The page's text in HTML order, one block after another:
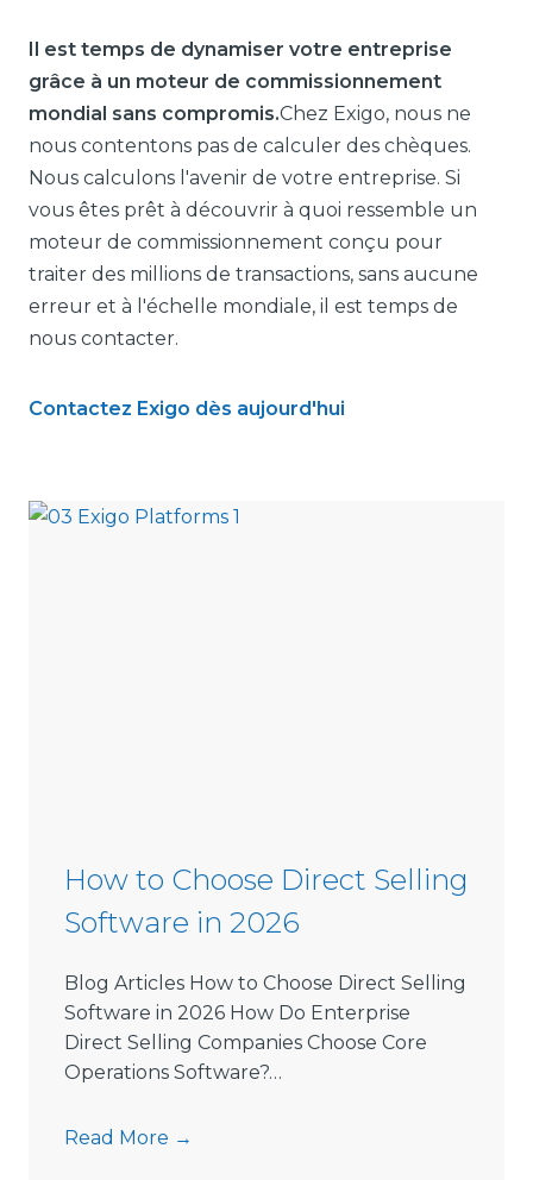
Il est temps de dynamiser votre entreprise
grâce à un moteur de commissionnement
mondial sans compromis.Chez Exigo, nous ne
nous contentons pas de calculer des chèques.
Nous calculons l'avenir de votre entreprise. Si
vous êtes prêt à découvrir à quoi ressemble un
moteur de commissionnement conçu pour
traiter des millions de transactions, sans aucune
erreur et à l'échelle mondiale, il est temps de
nous contacter.
Contactez Exigo dès aujourd'hui
How to Choose Direct Selling
Software in 2026
Blog Articles How to Choose Direct Selling
Software in 2026 How Do Enterprise
Direct Selling Companies Choose Core
Operations Software?…
Read More →